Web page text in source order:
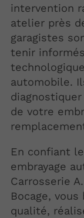
intervention
atelier près
garagistes
tenir
automobile.
de votre
En confiant
embrayage
Carrosserie
Bocage,
qualité,